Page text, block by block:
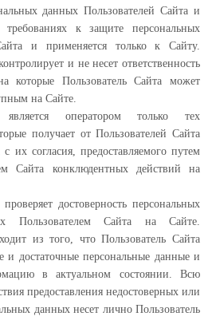
данных Пользователей Сайта и
к защите персональных
и применяется только к Сайту.
и не несет ответственность
которые Пользователь Сайта может
на Сайте.
оператором только тех
получает от Пользователей Сайта
их согласия, предоставляемого путем
Сайта конклюдентных действий на
достоверность персональных
Пользователем Сайта на Сайте.
из того, что Пользователь Сайта
и достаточные персональные данные и
в актуальном состоянии. Всю
предоставления недостоверных или
данных несет лично Пользователь